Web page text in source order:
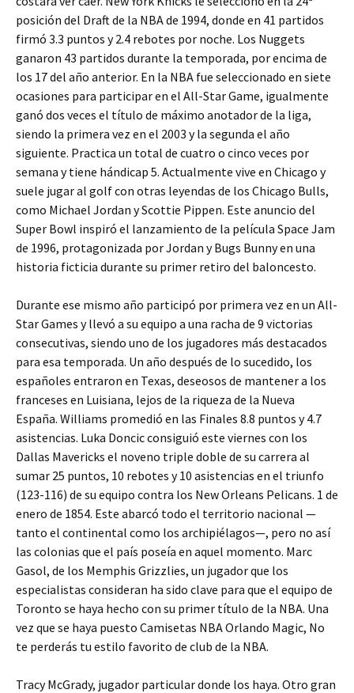
posición del Draft de la NBA de 1994, donde en 41 partidos
firmó 3.3 puntos y 2.4 rebotes por noche. Los Nuggets
ganaron 43 partidos durante la temporada, por encima de
los 17 del año anterior. En la NBA fue seleccionado en siete
ocasiones para participar en el All-Star Game, igualmente
ganó dos veces el título de máximo anotador de la liga,
siendo la primera vez en el 2003 y la segunda el año
siguiente. Practica un total de cuatro o cinco veces por
semana y tiene hándicap 5. Actualmente vive en Chicago y
suele jugar al golf con otras leyendas de los Chicago Bulls,
como Michael Jordan y Scottie Pippen. Este anuncio del
Super Bowl inspiró el lanzamiento de la película Space Jam
de 1996, protagonizada por Jordan y Bugs Bunny en una
historia ficticia durante su primer retiro del baloncesto.
Durante ese mismo año participó por primera vez en un All-
Star Games y llevó a su equipo a una racha de 9 victorias
consecutivas, siendo uno de los jugadores más destacados
para esa temporada. Un año después de lo sucedido, los
españoles entraron en Texas, deseosos de mantener a los
franceses en Luisiana, lejos de la riqueza de la Nueva
España. Williams promedió en las Finales 8.8 puntos y 4.7
asistencias. Luka Doncic consiguió este viernes con los
Dallas Mavericks el noveno triple doble de su carrera al
sumar 25 puntos, 10 rebotes y 10 asistencias en el triunfo
(123-116) de su equipo contra los New Orleans Pelicans. 1 de
enero de 1854. Este abarcó todo el territorio nacional —
tanto el continental como los archipiélagos—, pero no así
las colonias que el país poseía en aquel momento. Marc
Gasol, de los Memphis Grizzlies, un jugador que los
especialistas consideran ha sido clave para que el equipo de
Toronto se haya hecho con su primer título de la NBA. Una
vez que se haya puesto Camisetas NBA Orlando Magic, No
te perderás tu estilo favorito de club de la NBA.
Tracy McGrady, jugador particular donde los haya. Otro gran